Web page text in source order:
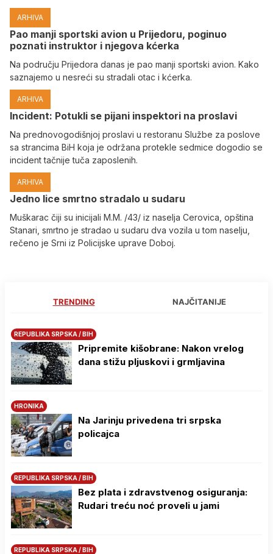
ARHIVA
Pao manji sportski avion u Prijedoru, poginuo
poznati instruktor i njegova kćerka
Na području Prijedora danas je pao manji sportski avion. Kako
saznajemo u nesreći su stradali otac i kćerka.
ARHIVA
Incident: Potukli se pijani inspektori na proslavi
Na prednovogodišnjoj proslavi u restoranu Službe za poslove
sa strancima BiH koja je održana protekle sedmice dogodio se
incident tačnije tuča zaposlenih.
ARHIVA
Јedno lice smrtno stradalo u sudaru
Muškarac čiji su inicijali M.M. /43/ iz naselja Cerovica, opština
Stanari, smrtno je stradao u sudaru dva vozila u tom naselju,
rečeno je Srni iz Policijske uprave Doboj.
TRENDING NAJČITANIJE
REPUBLIKA SRPSKA / BIH
Pripremite kišobrane: Nakon vrelog
dana stižu pljuskovi i grmljavina
HRONIKA
Na Јarinju privedena tri srpska
policajca
REPUBLIKA SRPSKA / BIH
Bez plata i zdravstvenog osiguranja:
Rudari treću noć proveli u jami
REPUBLIKA SRPSKA / BIH